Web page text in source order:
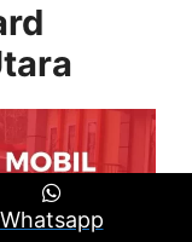
Whatsapp